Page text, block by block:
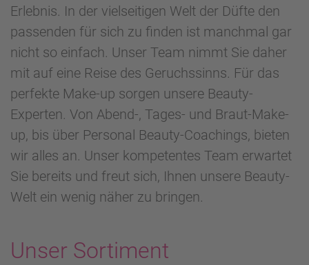
Erlebnis. In der vielseitigen Welt der Düfte den
passenden für sich zu finden ist manchmal gar
nicht so einfach. Unser Team nimmt Sie daher
mit auf eine Reise des Geruchssinns. Für das
perfekte Make-up sorgen unsere Beauty-
Experten. Von Abend-, Tages- und Braut-Make-
up, bis über Personal Beauty-Coachings, bieten
wir alles an. Unser kompetentes Team erwartet
Sie bereits und freut sich, Ihnen unsere Beauty-
Welt ein wenig näher zu bringen.
Unser Sortiment